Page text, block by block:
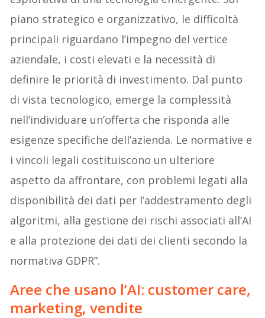
piano strategico e organizzativo, le difficoltà
principali riguardano l’impegno del vertice
aziendale, i costi elevati e la necessità di
definire le priorità di investimento. Dal punto
di vista tecnologico, emerge la complessità
nell’individuare un’offerta che risponda alle
esigenze specifiche dell’azienda. Le normative e
i vincoli legali costituiscono un ulteriore
aspetto da affrontare, con problemi legati alla
disponibilità dei dati per l’addestramento degli
algoritmi, alla gestione dei rischi associati all’AI
e alla protezione dei dati dei clienti secondo la
normativa GDPR”.
Aree che usano l’AI: customer care,
marketing, vendite